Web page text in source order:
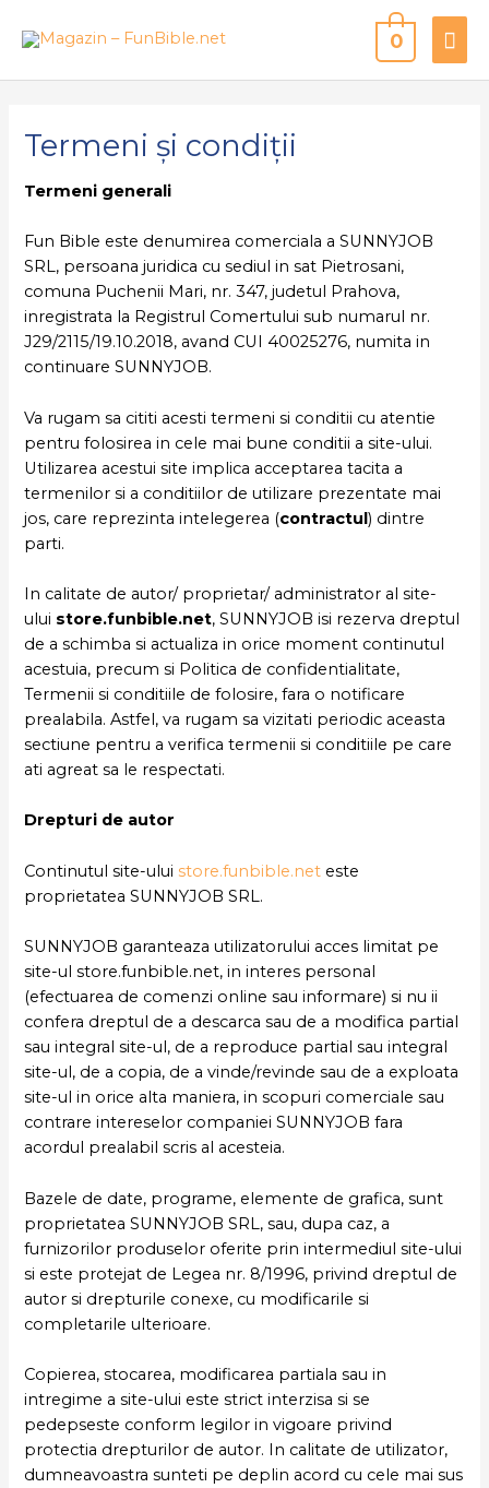
0
Termeni și condiții
Termeni generali
Fun Bible este denumirea comerciala a SUNNYJOB
SRL, persoana juridica cu sediul in sat Pietrosani,
comuna Puchenii Mari, nr. 347, judetul Prahova,
inregistrata la Registrul Comertului sub numarul nr.
J29/2115/19.10.2018, avand CUI 40025276, numita in
continuare SUNNYJOB.
Va rugam sa cititi acesti termeni si conditii cu atentie
pentru folosirea in cele mai bune conditii a site-ului.
Utilizarea acestui site implica acceptarea tacita a
termenilor si a conditiilor de utilizare prezentate mai
jos, care reprezinta intelegerea (contractul) dintre
parti.
In calitate de autor/ proprietar/ administrator al site-
ului store.funbible.net, SUNNYJOB isi rezerva dreptul
de a schimba si actualiza in orice moment continutul
acestuia, precum si Politica de confidentialitate,
Termenii si conditiile de folosire, fara o notificare
prealabila. Astfel, va rugam sa vizitati periodic aceasta
sectiune pentru a verifica termenii si conditiile pe care
ati agreat sa le respectati.
Drepturi de autor
Continutul site-ului store.funbible.net este
proprietatea SUNNYJOB SRL.
SUNNYJOB garanteaza utilizatorului acces limitat pe
site-ul store.funbible.net, in interes personal
(efectuarea de comenzi online sau informare) si nu ii
confera dreptul de a descarca sau de a modifica partial
sau integral site-ul, de a reproduce partial sau integral
site-ul, de a copia, de a vinde/revinde sau de a exploata
site-ul in orice alta maniera, in scopuri comerciale sau
contrare intereselor companiei SUNNYJOB fara
acordul prealabil scris al acesteia.
Bazele de date, programe, elemente de grafica, sunt
proprietatea SUNNYJOB SRL, sau, dupa caz, a
furnizorilor produselor oferite prin intermediul site-ului
si este protejat de Legea nr. 8/1996, privind dreptul de
autor si drepturile conexe, cu modificarile si
completarile ulterioare.
Copierea, stocarea, modificarea partiala sau in
intregime a site-ului este strict interzisa si se
pedepseste conform legilor in vigoare privind
protectia drepturilor de autor. In calitate de utilizator,
dumneavoastra sunteti pe deplin acord cu cele mai sus